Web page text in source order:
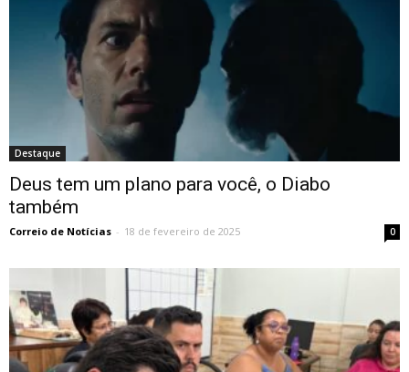
Destaque
Deus tem um plano para você, o Diabo
também
Correio de Notícias - 18 de fevereiro de 2025 0